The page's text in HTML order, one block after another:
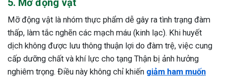
5. Mỡ động vật
Mỡ động vật là nhóm thực phẩm dễ gây ra tình trạng đàm
thấp, làm tắc nghẽn các mạch máu (kinh lạc). Khi huyết
dịch không được lưu thông thuận lợi do đàm trệ, việc cung
cấp dưỡng chất và khí lực cho tạng Thận bị ảnh hưởng
nghiêm trọng. Điều này không chỉ khiến giảm ham muốn